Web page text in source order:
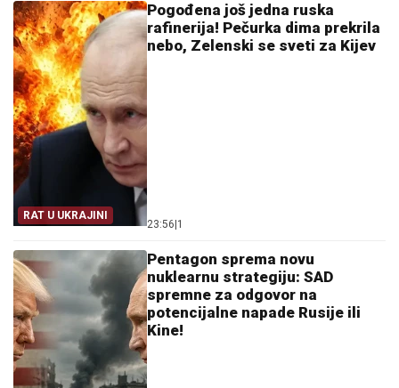
RAT U UKRAJINI
Pogođena još jedna ruska
rafinerija! Pečurka dima prekrila
nebo, Zelenski se sveti za Kijev
23:56 1
Pentagon sprema novu
nuklearnu strategiju: SAD
spremne za odgovor na
potencijalne napade Rusije ili
Kine!